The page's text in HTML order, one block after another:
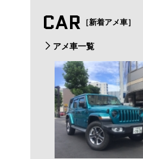
CAR ［新着アメ車］
アメ車一覧